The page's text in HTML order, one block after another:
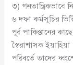
৩) গনতান্ত্রিকভাবে
৬ দফা কর্মসূচির
পূর্ব পাকিস্তানের
স্বৈরাশাসক
পরিবর্তে তাদের